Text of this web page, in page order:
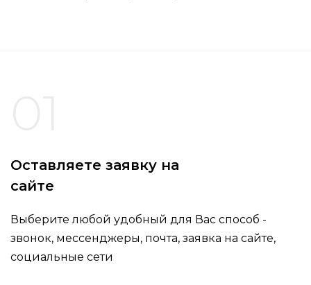
Оставляете заявку на
сайте
Выберите любой удобный для Вас способ -
звонок, мессенджеры, почта, заявка на сайте,
социальные сети